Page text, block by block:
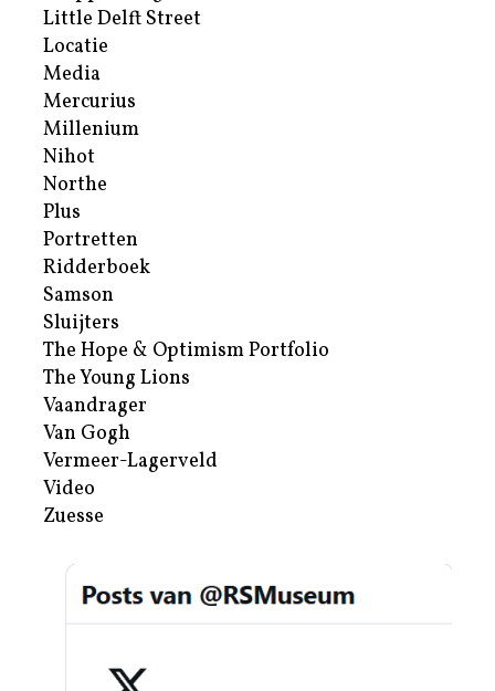
Little Delft Street
Locatie
Media
Mercurius
Millenium
Nihot
Northe
Plus
Portretten
Ridderboek
Samson
Sluijters
The Hope & Optimism Portfolio
The Young Lions
Vaandrager
Van Gogh
Vermeer-Lagerveld
Video
Zuesse